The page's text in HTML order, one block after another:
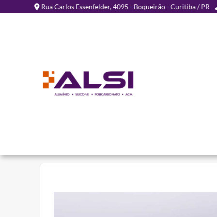
Rua Carlos Essenfelder, 4095 - Boqueirão - Curitiba / PR
PERFIS E